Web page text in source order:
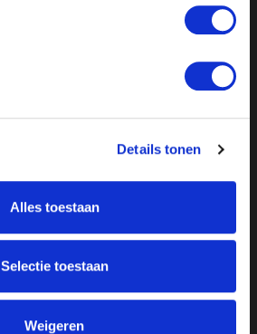
Details tonen
Alles toestaan
Selectie toestaan
Weigeren